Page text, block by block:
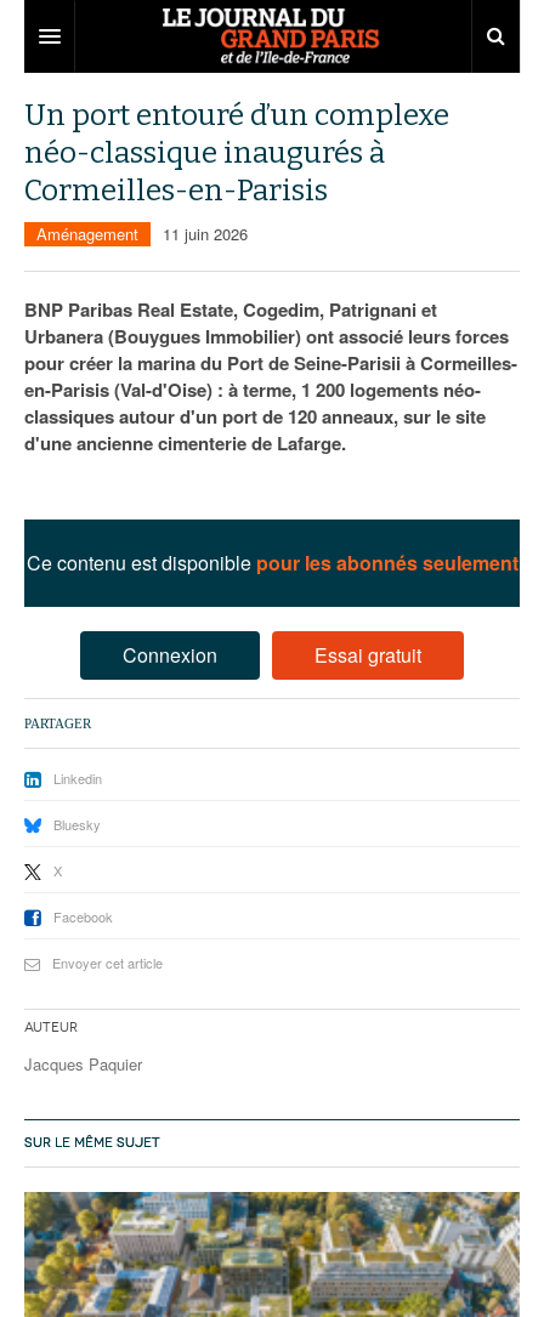
Territoires
Aménagement
Collectivités
Services urbains
Entreprises
Développement économique
Attractivité
Innovation
Transport
Départements
77
78
91
Nominations
Portraits
Agenda
Les Assises du Grand Paris
Éditions précédentes
Le podcast
Ecouter les épisodes
Un port entouré d’un complexe
néo-classique inaugurés à
Cormeilles-en-Parisis
Aménagement 11 juin 2026
BNP Paribas Real Estate, Cogedim, Patrignani et
Urbanera (Bouygues Immobilier) ont associé leurs forces
pour créer la marina du Port de Seine-Parisii à Cormeilles-
en-Parisis (Val-d'Oise) : à terme, 1 200 logements néo-
classiques autour d'un port de 120 anneaux, sur le site
d'une ancienne cimenterie de Lafarge.
Ce contenu est disponible pour les abonnés seulement
Connexion Essai gratuit
PARTAGER
Linkedin
Bluesky
X
Facebook
Envoyer cet article
Auteur
Jacques Paquier
SUR LE MÊME SUJET